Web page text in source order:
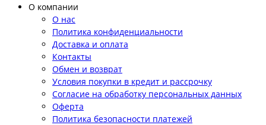
О компании
О нас
Политика конфиденциальности
Доставка и оплата
Контакты
Обмен и возврат
Условия покупки в кредит и рассрочку
Согласие на обработку персональных данных
Оферта
Политика безопасности платежей